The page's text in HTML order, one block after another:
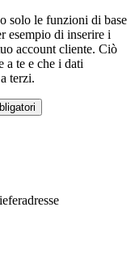
solo le funzioni di base
esempio di inserire i
account cliente. Ciò
a te e che i dati
terzi.